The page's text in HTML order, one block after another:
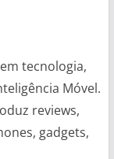
tecnologia,
Móvel.
reviews,
gadgets,